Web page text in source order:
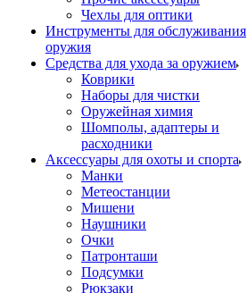
Чехлы для оптики
Инструменты для обслуживания
оружия
Средства для ухода за оружием
Коврики
Наборы для чистки
Оружейная химия
Шомполы, адаптеры и
расходники
Аксессуары для охоты и спорта
Манки
Метеостанции
Мишени
Наушники
Очки
Патронташи
Подсумки
Рюкзаки